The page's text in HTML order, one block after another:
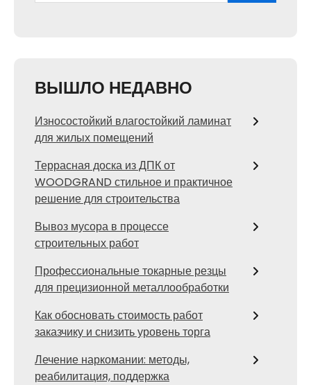
ВЫШЛО НЕДАВНО
Износостойкий влагостойкий ламинат
для жилых помещений
Террасная доска из ДПК от
WOODGRAND стильное и практичное
решение для строительства
Вывоз мусора в процессе
строительных работ
Профессиональные токарные резцы
для прецизионной металлообработки
Как обосновать стоимость работ
заказчику и снизить уровень торга
Лечение наркомании: методы,
реабилитация, поддержка